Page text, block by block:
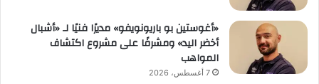
«أغوستين بو باريونويفو» مديرًا فنيًا لـ «أشبال
أخضر اليد» ومشرفًا على مشروع اكتشاف
المواهب
7 أغسطس، 2026